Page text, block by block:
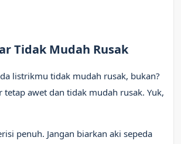
Tidak Mudah Rusak
listrikmu tidak mudah rusak, bukan?
awet dan tidak mudah rusak. Yuk,
penuh. Jangan biarkan aki sepeda